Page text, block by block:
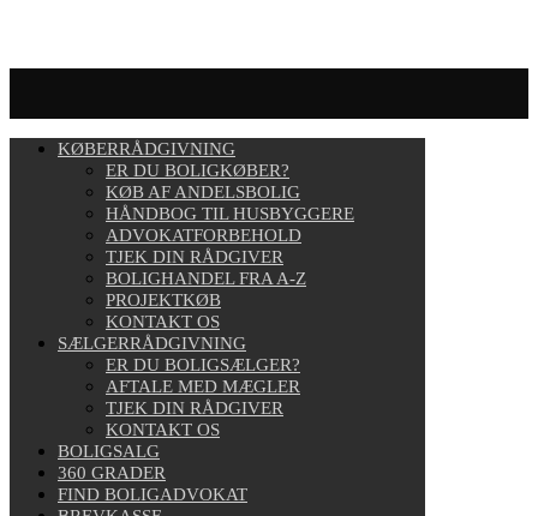
KØBERRÅDGIVNING
ER DU BOLIGKØBER?
KØB AF ANDELSBOLIG
HÅNDBOG TIL HUSBYGGERE
ADVOKATFORBEHOLD
TJEK DIN RÅDGIVER
BOLIGHANDEL FRA A-Z
PROJEKTKØB
KONTAKT OS
SÆLGERRÅDGIVNING
ER DU BOLIGSÆLGER?
AFTALE MED MÆGLER
TJEK DIN RÅDGIVER
KONTAKT OS
BOLIGSALG
360 GRADER
FIND BOLIGADVOKAT